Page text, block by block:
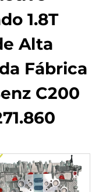
1.8T
Alta
Fábrica
C200